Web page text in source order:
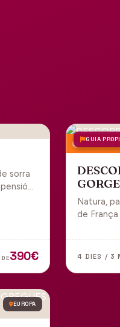
sorra
DE390€
GUIA PROPI
9 octubre
Natura,
de
4 DIES / 3
EUROPA